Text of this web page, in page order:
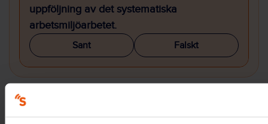
uppföljning av det systematiska
arbetsmiljöarbetet.
Sant Falskt